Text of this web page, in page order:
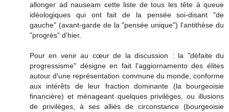
allonger ad nauseam cette liste de tous les tête à queue
idéologiques qui ont fait de la pensée soi-disant "de
gauche" (avant-garde de la "pensée unique") l'antithèse du
"progrès" d'hier.
Pour en venir au cœur de la discussion : la "défaite du
progressisme" désigne en fait l'aggiornamento des élites
autour d'une représentation commune du monde, conforme
aux intérêts de leur fraction dominante (la bourgeoisie
financière) et ménageant quelques privilèges, ou illusions
de privilèges, à ses alliés de circonstance (bourgeoisie